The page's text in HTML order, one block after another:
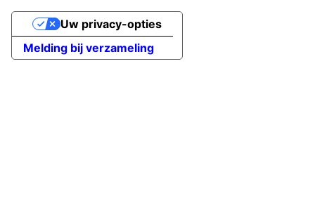
Melding bij verzameling
Uw privacy-opties